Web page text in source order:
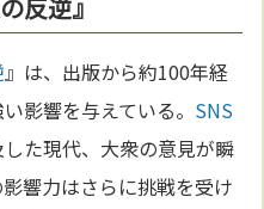
反逆』
』は、出版から約100年経
影響を与えている。 SNS
た現代、大衆の意見が瞬
響力はさらに挑戦を受け